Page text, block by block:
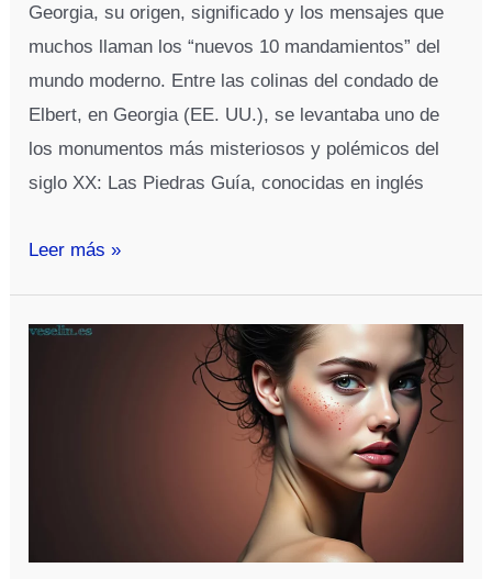
Georgia, su origen, significado y los mensajes que
muchos llaman los “nuevos 10 mandamientos” del
mundo moderno. Entre las colinas del condado de
Elbert, en Georgia (EE. UU.), se levantaba uno de
los monumentos más misteriosos y polémicos del
siglo XX: Las Piedras Guía, conocidas en inglés
Las
Leer más »